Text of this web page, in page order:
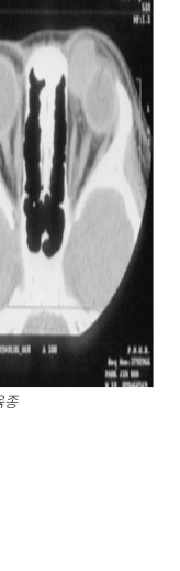
종